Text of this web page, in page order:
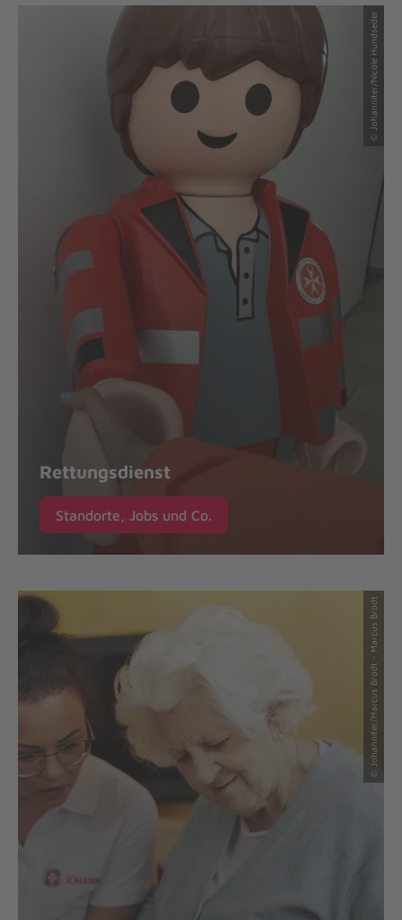
© Johanniter/Nicole Hundseder
Rettungsdienst
Standorte, Jobs und Co.
© Johanniter/Marcus Brodt - Marcus Brodt